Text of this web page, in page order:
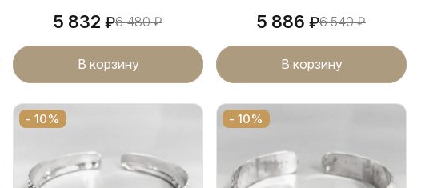
5 832 ₽6 480₽
В корзину
5 886 ₽6 540₽
В корзину
- 10% - 10%